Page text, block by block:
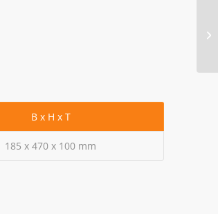
B x H x T
185 x 470 x 100 mm